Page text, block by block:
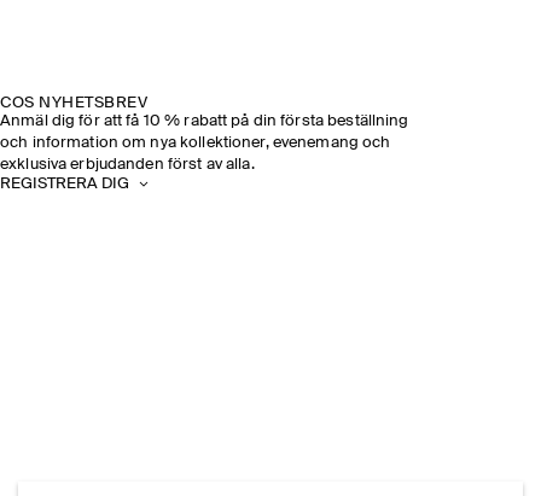
COS NYHETSBREV
Anmäl dig för att få 10 % rabatt på din första beställning
och information om nya kollektioner, evenemang och
exklusiva erbjudanden först av alla.
REGISTRERA DIG